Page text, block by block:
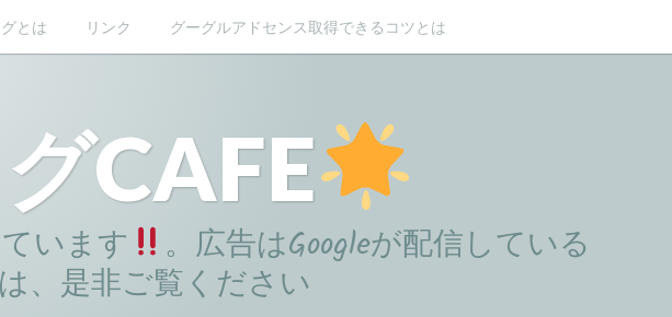
とは リンク グーグルアドセンス取得できるコツとは
CAFE
います
。広告はGoogleが配信している
、是非ご覧ください